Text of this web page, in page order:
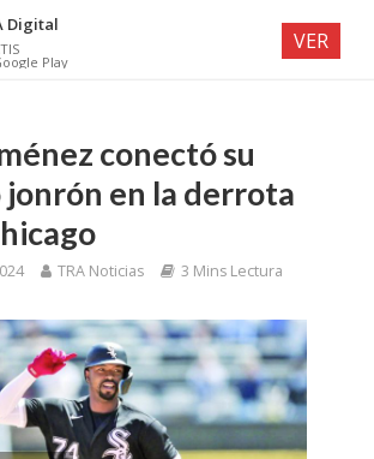
conectó su
en la derrota
TRA Noticias 3 Mins Lectura
Digital
Play
VER